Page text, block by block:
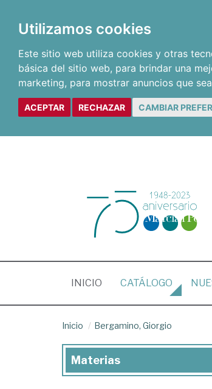
Utilizamos cookies
Este sitio web utiliza cookies y otras
básica del sitio web, para brindar una
marketing, para mostrar anuncios que
ACEPTAR RECHAZAR CAMBIAR
INICIO (CURRENT)
CATÁLOGO
Inicio Bergamino, Giorgio
Materias